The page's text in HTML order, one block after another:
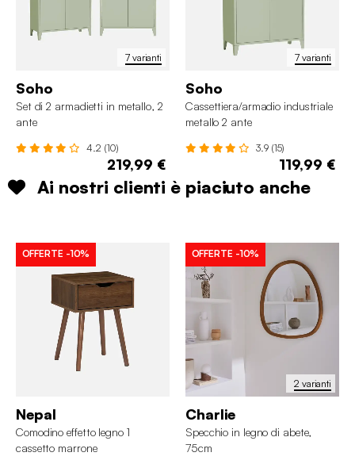
7 varianti
Soho
Set di 2 armadietti in metallo, 2
ante
4.2 (10)
219,99 €
7 varianti
Soho
Cassettiera/armadio industriale
metallo 2 ante
3.9 (15)
119,99 €
Ai nostri clienti è piaciuto anche
OFFERTE -10%
Nepal
Comodino effetto legno 1
cassetto marrone
2 varianti
OFFERTE -10%
Charlie
Specchio in legno di abete,
75cm